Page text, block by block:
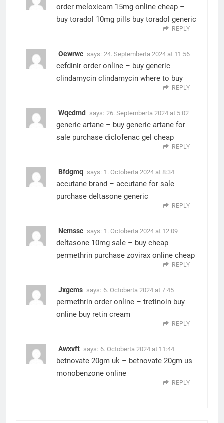
order meloxicam 15mg online cheap –
buy toradol 10mg pills buy toradol generic
REPLY
Oewrwc says: 24. Septemberta 2024 at 11:56
cefdinir order online – buy generic
clindamycin clindamycin where to buy
REPLY
Wqcdmd says: 26. Septemberta 2024 at 5:02
generic artane – buy generic artane for
sale purchase diclofenac gel cheap
REPLY
Bfdgmq says: 1. Octoberta 2024 at 8:34
accutane brand – accutane for sale
purchase deltasone generic
REPLY
Ncmssc says: 1. Octoberta 2024 at 12:09
deltasone 10mg sale – buy cheap
permethrin purchase zovirax online cheap
REPLY
Jxgcms says: 6. Octoberta 2024 at 7:45
permethrin order online – tretinoin buy
online buy retin cream
REPLY
Awxvft says: 6. Octoberta 2024 at 11:44
betnovate 20gm uk – betnovate 20gm us
monobenzone online
REPLY